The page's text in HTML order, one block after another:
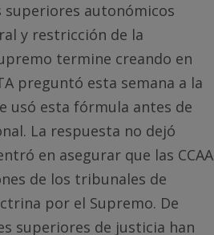
superiores autonómicos
y restricción de la
termine creando en
preguntó esta semana a la
usó esta fórmula antes de
La respuesta no dejó
en asegurar que las CCAA
de los tribunales de
por el Supremo. De
superiores de justicia han